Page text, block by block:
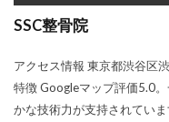
SSC整骨院
アクセス情報 東京都渋谷区
特徴 Googleマップ評価5.0
かな技術力が支持されていま